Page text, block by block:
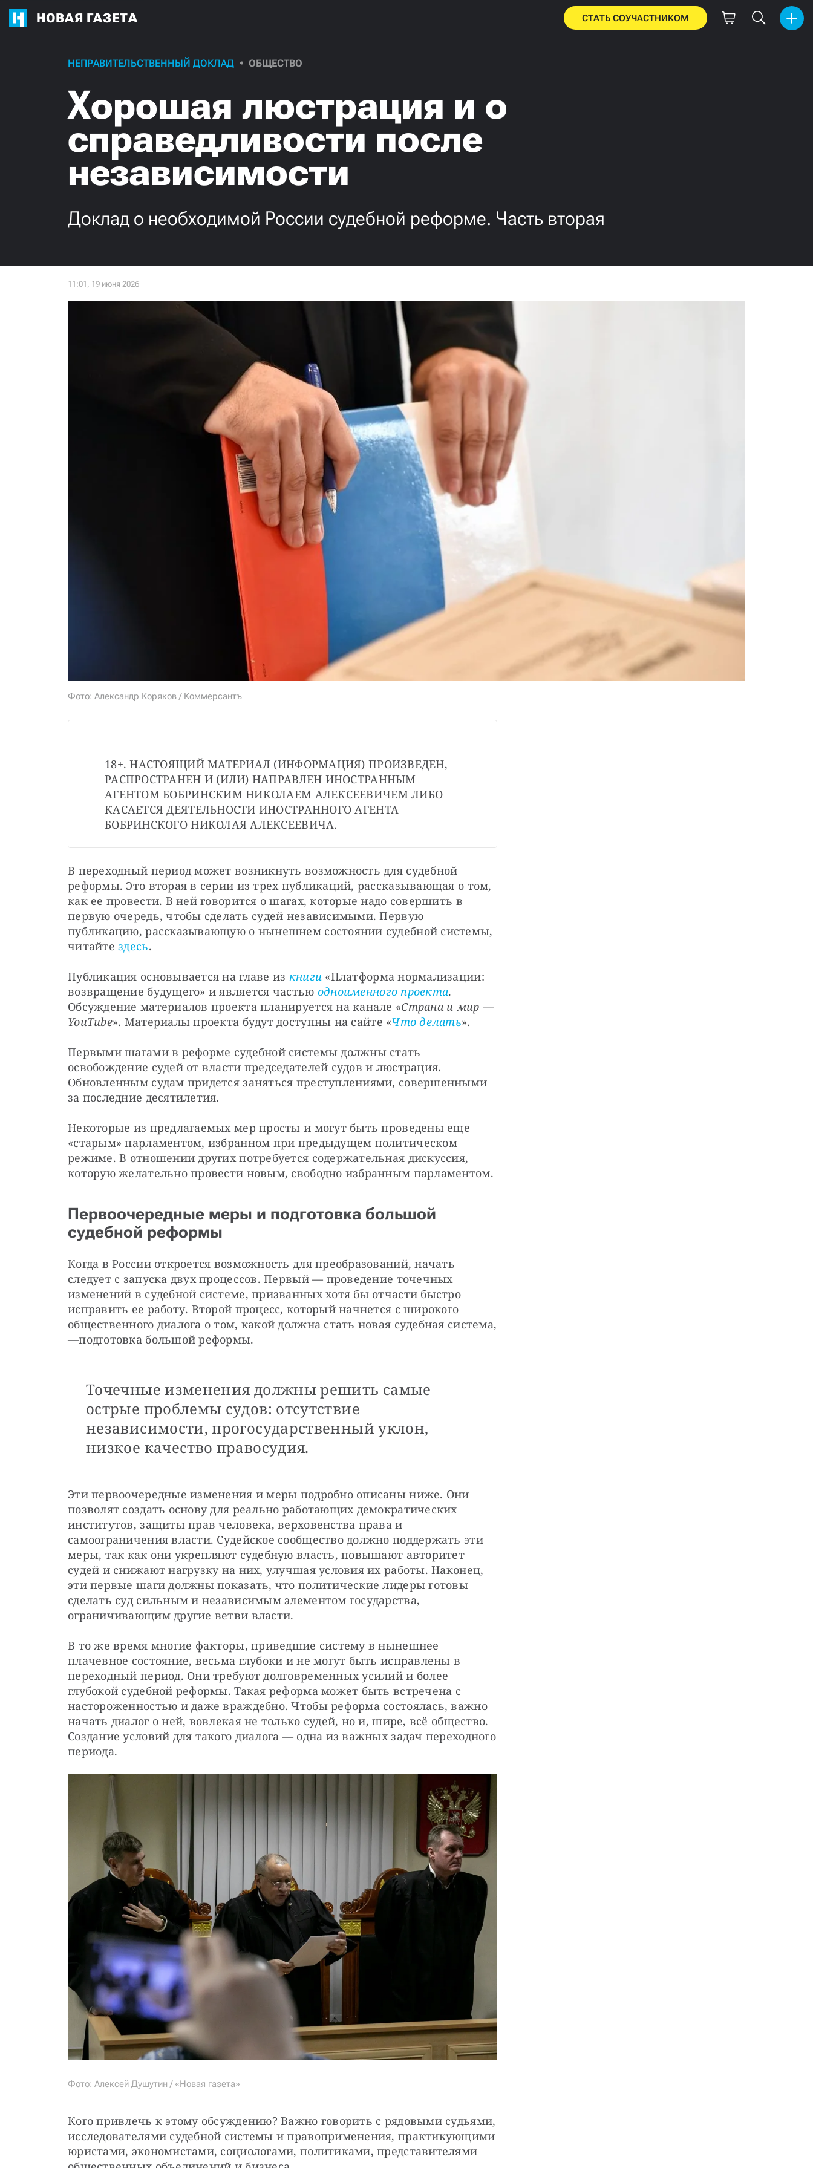
НОВАЯ ГАЗЕТА СТАТЬ СОУЧАСТНИКОМ
НЕПРАВИТЕЛЬСТВЕННЫЙ ДОКЛАД ОБЩЕСТВО
Хорошая люстрация и о
справедливости после
независимости
Доклад о необходимой России судебной реформе. Часть вторая
Фото: Александр Коряков / Коммерсантъ
18+. НАСТОЯЩИЙ МАТЕРИАЛ (ИНФОРМАЦИЯ) ПРОИЗВЕДЕН,
РАСПРОСТРАНЕН И (ИЛИ) НАПРАВЛЕН ИНОСТРАННЫМ
АГЕНТОМ БОБРИНСКИМ НИКОЛАЕМ АЛЕКСЕЕВИЧЕМ ЛИБО
КАСАЕТСЯ ДЕЯТЕЛЬНОСТИ ИНОСТРАННОГО АГЕНТА
БОБРИНСКОГО НИКОЛАЯ АЛЕКСЕЕВИЧА.
В переходный период может возникнуть возможность для судебной
реформы. Это вторая в серии из трех публикаций, рассказывающая о том,
как ее провести. В ней говорится о шагах, которые надо совершить в
первую очередь, чтобы сделать судей независимыми. Первую
публикацию, рассказывающую о нынешнем состоянии судебной системы,
читайте здесь.
Публикация основывается на главе из книги «Платформа нормализации:
возвращение будущего» и является частью одноименного проекта.
Обсуждение материалов проекта планируется на канале «Страна и мир —
YouTube». Материалы проекта будут доступны на сайте «Что делать».
Первыми шагами в реформе судебной системы должны стать
освобождение судей от власти председателей судов и люстрация.
Обновленным судам придется заняться преступлениями, совершенными
за последние десятилетия.
Некоторые из предлагаемых мер просты и могут быть проведены еще
«старым» парламентом, избранном при предыдущем политическом
режиме. В отношении других потребуется содержательная дискуссия,
которую желательно провести новым, свободно избранным парламентом.
Первоочередные меры и подготовка большой
судебной реформы
Когда в России откроется возможность для преобразований, начать
следует с запуска двух процессов. Первый — проведение точечных
изменений в судебной системе, призванных хотя бы отчасти быстро
исправить ее работу. Второй процесс, который начнется с широкого
общественного диалога о том, какой должна стать новая судебная система,
—подготовка большой реформы.
Точечные изменения должны решить самые
острые проблемы судов: отсутствие
независимости, прогосударственный уклон,
низкое качество правосудия.
Эти первоочередные изменения и меры подробно описаны ниже. Они
позволят создать основу для реально работающих демократических
институтов, защиты прав человека, верховенства права и
самоограничения власти. Судейское сообщество должно поддержать эти
меры, так как они укрепляют судебную власть, повышают авторитет
судей и снижают нагрузку на них, улучшая условия их работы. Наконец,
эти первые шаги должны показать, что политические лидеры готовы
сделать суд сильным и независимым элементом государства,
ограничивающим другие ветви власти.
В то же время многие факторы, приведшие систему в нынешнее
плачевное состояние, весьма глубоки и не могут быть исправлены в
переходный период. Они требуют долговременных усилий и более
глубокой судебной реформы. Такая реформа может быть встречена с
настороженностью и даже враждебно. Чтобы реформа состоялась, важно
начать диалог о ней, вовлекая не только судей, но и, шире, всё общество.
Создание условий для такого диалога — одна из важных задач переходного
периода.
Фото: Алексей Душутин / «Новая газета»
Кого привлечь к этому обсуждению? Важно говорить с рядовыми судьями,
исследователями судебной системы и правоприменения, практикующими
юристами, экономистами, социологами, политиками, представителями